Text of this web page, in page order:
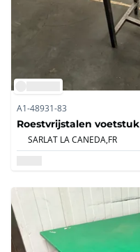
A1-48931-83
Roestvrijstalen voetstuk
SARLAT LA CANEDA,FR